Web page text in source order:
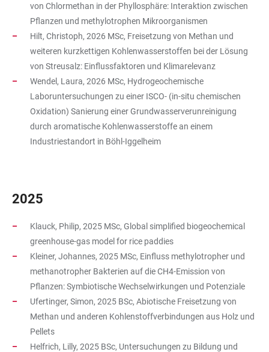
von Chlormethan in der Phyllosphäre: Interaktion zwischen
Pflanzen und methylotrophen Mikroorganismen
Hilt, Christoph, 2026 MSc, Freisetzung von Methan und
weiteren kurzkettigen Kohlenwasserstoffen bei der Lösung
von Streusalz: Einflussfaktoren und Klimarelevanz
Wendel, Laura, 2026 MSc, Hydrogeochemische
Laboruntersuchungen zu einer ISCO- (in-situ chemischen
Oxidation) Sanierung einer Grundwasserverunreinigung
durch aromatische Kohlenwasserstoffe an einem
Industriestandort in Böhl-Iggelheim
2025
Klauck, Philip, 2025 MSc, Global simplified biogeochemical
greenhouse-gas model for rice paddies
Kleiner, Johannes, 2025 MSc, Einfluss methylotropher und
methanotropher Bakterien auf die CH4-Emission von
Pflanzen: Symbiotische Wechselwirkungen und Potenziale
Ufertinger, Simon, 2025 BSc, Abiotische Freisetzung von
Methan und anderen Kohlenstoffverbindungen aus Holz und
Pellets
Helfrich, Lilly, 2025 BSc, Untersuchungen zu Bildung und